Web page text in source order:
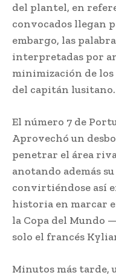
del plantel, en
convocados llegan
embargo, las
interpretadas por
minimización de
del capitán lusitano.
El número 7 de
Aprovechó un
penetrar el área
anotando además
convirtiéndose así
historia en marcar
la Copa del Mundo
solo el francés
Minutos más tarde,